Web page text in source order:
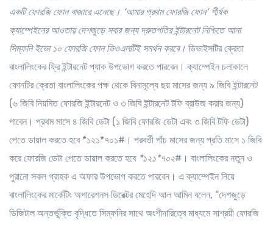
একটি ফোরজি ফোন বাজারে এনেছে। ‘আমার প্রথমফোরজি ফোন’শীর্ষক
ক্যাম্পেইনেরআওতায়দেশজুড়ে সবার জন্য দ্রুতগতিরইন্টারনেটনিশ্চিতে আনা
সিম্ফনি ইভো ১০ ফোরজি ফোন ভিওএলটিই সমর্থন করবে। ডিভাইসটির ক্রেতা
বাংলালিংকের ফ্রি ইন্টারনেট প্যাক উপভোগ করতে পারবেন। ক্যাম্পেইন চলাকালে
ফোনটির ক্রেতা বাংলালিংকের পক্ষ থেকে বিনামূল্যে ছয় মাসের জন্য ৯ জিবি ইন্টারনেট
(৬ জিবি নিয়মিত ফোরজি ইন্টারনেট ও ৩ জিবি ইন্টারনেট টফি ব্রাউজ করার জন্য)
পাবেন। প্রথম মাসে ৪ জিবি ডেটা (১ জিবি ফোরজি ডেটা এবং ৩ জিবি টফি ডেটা)
পেতে ডায়াল করতে হবে *১২১*৭০১#। পরবর্তী পাঁচ মাসের জন্য প্রতি মাসে ১ জিবি
করে ফোরজি ডেটা পেতে ডায়াল করতে হবে*১২১*৭০২#। বাংলালিংকের নতুন ও
পুরানো সকল গ্রাহক এ অফার উপভোগ করতে পারবেন। এ ক্যাম্পেইন নিয়ে
বাংলালিংকের মার্কেটিং অপারেশনস ডিরেক্টর মেহেদি আল আমিন বলেন, “দেশজুড়ে
ডিজিটাল অন্তর্ভুক্তি বৃদ্ধিতে সিম্ফনির সাথে অংশীদারিত্বে মাধ্যমে সাশ্রয়ী ফোরজি